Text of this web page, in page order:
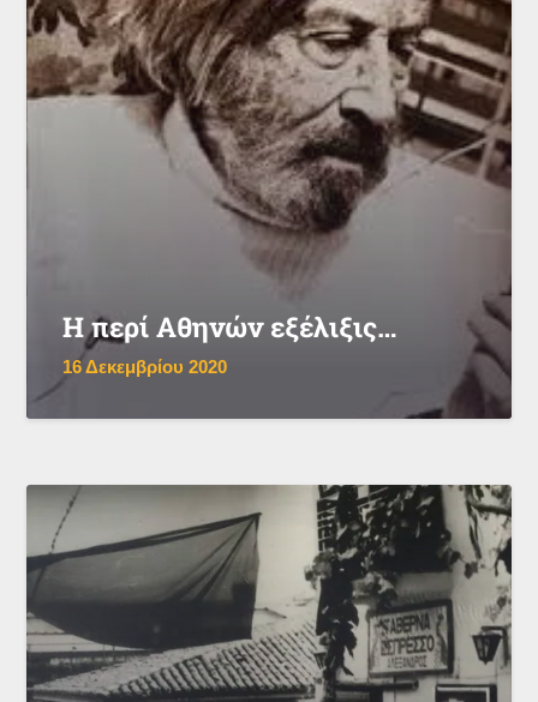
Η περί Αθηνών εξέλιξις…
16 Δεκεμβρίου 2020